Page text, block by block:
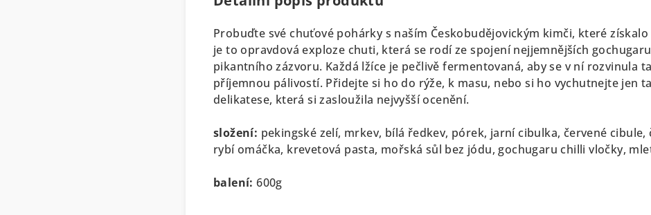
Probuďte své chuťové pohárky s naším Českobudějovickým kimči, které
je to opravdová exploze chuti, která se rodí ze spojení nejjemnějších
pikantního zázvoru. Každá lžíce je pečlivě fermentovaná, aby se v ní rozvinula
příjemnou pálivostí. Přidejte si ho do rýže, k masu, nebo si ho vychutnejte jen
delikatese, která si zasloužila nejvyšší ocenění.
složení: pekingské zelí, mrkev, bílá ředkev, pórek, jarní cibulka, červené
rybí omáčka, krevetová pasta, mořská sůl bez jódu, gochugaru chilli vločky,
balení: 600g